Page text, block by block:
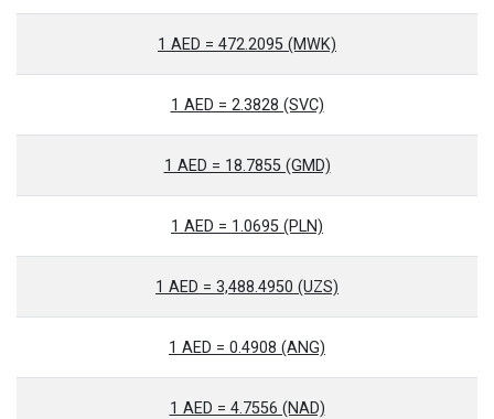
1 AED = 472.2095 (MWK)
1 AED = 2.3828 (SVC)
1 AED = 18.7855 (GMD)
1 AED = 1.0695 (PLN)
1 AED = 3,488.4950 (UZS)
1 AED = 0.4908 (ANG)
1 AED = 4.7556 (NAD)